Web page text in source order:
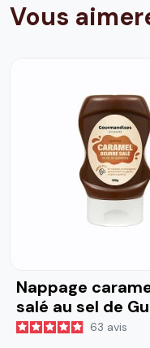
Vous
Nappage
salé au sel de
320g
63 avis